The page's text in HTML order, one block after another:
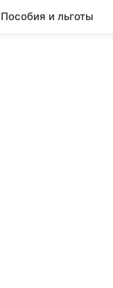
Пособия и льготы